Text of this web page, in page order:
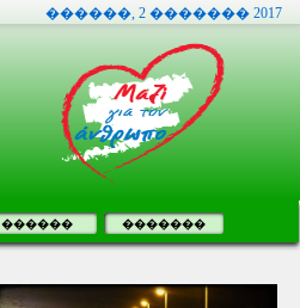
������, 2 ������� 2017
������ �������